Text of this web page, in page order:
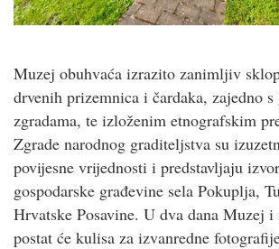
Muzej obuhvaća izrazito zanimljiv
drvenih prizemnica i čardaka, zajedno
zgradama, te izloženim etnografskim
Zgrade narodnog graditeljstva su
povijesne vrijednosti i predstavljaju
gospodarske građevine sela Pokuplja,
Hrvatske Posavine. U dva dana Muzej
postat će kulisa za izvanredne